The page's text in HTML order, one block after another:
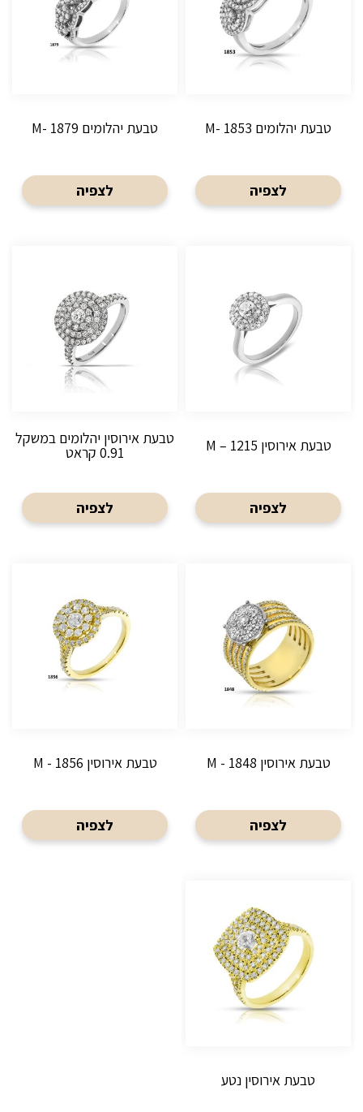
טבעת יהלומים M- 1853
לצפיה
טבעת יהלומים M- 1879
לצפיה
טבעת אירוסין M – 1215
לצפיה
טבעת אירוסין יהלומים במשקל
0.91 קראט
לצפיה
טבעת אירוסין M - 1848
לצפיה
טבעת אירוסין M - 1856
לצפיה
טבעת אירוסין נטע